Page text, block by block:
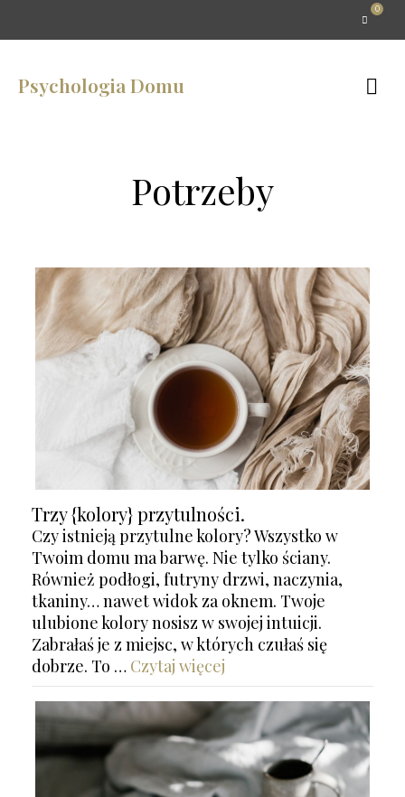
0
Psychologia Domu
Potrzeby
Trzy {kolory} przytulności.
Czy istnieją przytulne kolory? Wszystko w
Twoim domu ma barwę. Nie tylko ściany.
Również podłogi, futryny drzwi, naczynia,
tkaniny… nawet widok za oknem. Twoje
ulubione kolory nosisz w swojej intuicji.
Zabrałaś je z miejsc, w których czułaś się
dobrze. To … Czytaj więcej